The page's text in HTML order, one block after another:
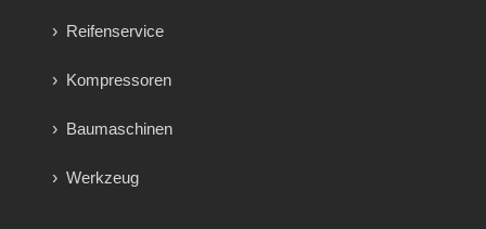
Reifenservice
Kompressoren
Baumaschinen
Werkzeug